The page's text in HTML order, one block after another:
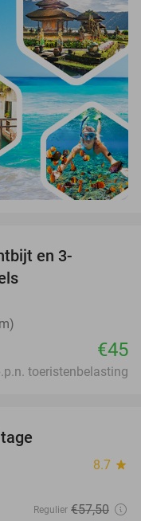
en 3-
€45
toeristenbelasting
8.7 star
Regulier €57,50